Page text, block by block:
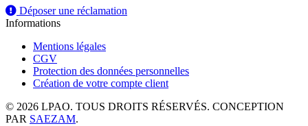
Déposer une réclamation
Informations
Mentions légales
CGV
Protection des données personnelles
Création de votre compte client
© 2026 LPAO. TOUS DROITS RÉSERVÉS. CONCEPTION
PAR SAEZAM.